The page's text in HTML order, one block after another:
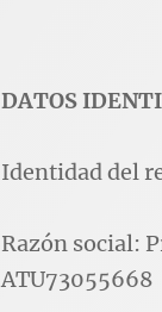
DATOS
Identidad del
Razón social:
ATU73055668